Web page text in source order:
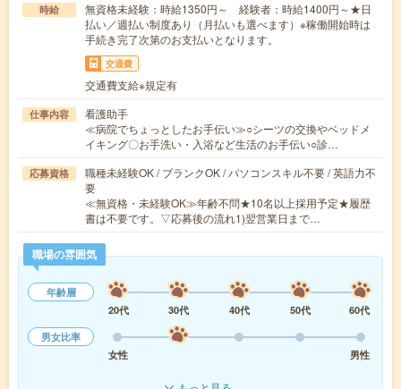
時給
無資格未経験：時給1350円～ 経験者：時給1400円～★日
払い／週払い制度あり（月払いも選べます）※稼働開始時は
手続き完了次第のお支払いとなります。
交通費
交通費支給※規定有
仕事内容
看護助手
≪病院でちょっとしたお手伝い≫○シーツの交換やベッドメ
イキング〇お手洗い・入浴など生活のお手伝い○診…
応募資格
職種未経験OK / ブランクOK / パソコンスキル不要 / 英語力不
要
≪無資格・未経験OK≫年齢不問★10名以上採用予定★履歴
書は不要です。▽応募後の流れ1)翌営業日まで…
職場の雰囲気
年齢層
20代
30代 40代 50代
60代
男女比率
女性
男性